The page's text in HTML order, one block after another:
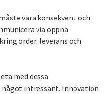
vara konsekvent och
via öppna
order, leverans och
med dessa
intressant. Innovation